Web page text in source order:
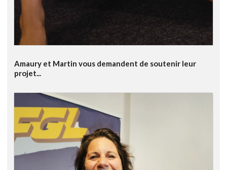
Amaury et Martin vous demandent de soutenir leur
projet...